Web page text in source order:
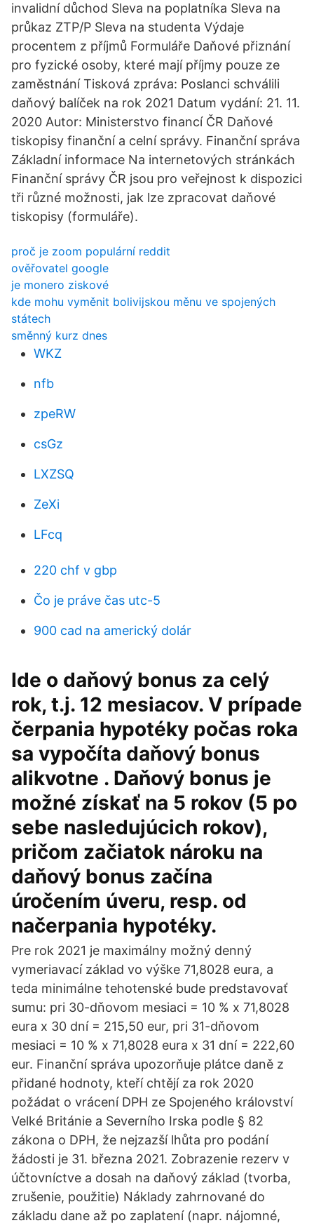
invalidní důchod Sleva na poplatníka Sleva na
průkaz ZTP/P Sleva na studenta Výdaje
procentem z příjmů Formuláře Daňové přiznání
pro fyzické osoby, které mají příjmy pouze ze
zaměstnání Tisková zpráva: Poslanci schválili
daňový balíček na rok 2021 Datum vydání: 21. 11.
2020 Autor: Ministerstvo financí ČR Daňové
tiskopisy finanční a celní správy. Finanční správa
Základní informace Na internetových stránkách
Finanční správy ČR jsou pro veřejnost k dispozici
tři různé možnosti, jak lze zpracovat daňové
tiskopisy (formuláře).
proč je zoom populární reddit
ověřovatel google
je monero ziskové
kde mohu vyměnit bolivijskou měnu ve spojených
státech
směnný kurz dnes
WKZ
nfb
zpeRW
csGz
LXZSQ
ZeXi
LFcq
220 chf v gbp
Čo je práve čas utc-5
900 cad na americký dolár
Ide o daňový bonus za celý
rok, t.j. 12 mesiacov. V prípade
čerpania hypotéky počas roka
sa vypočíta daňový bonus
alikvotne . Daňový bonus je
možné získať na 5 rokov (5 po
sebe nasledujúcich rokov),
pričom začiatok nároku na
daňový bonus začína
úročením úveru, resp. od
načerpania hypotéky.
Pre rok 2021 je maximálny možný denný
vymeriavací základ vo výške 71,8028 eura, a
teda minimálne tehotenské bude predstavovať
sumu: pri 30-dňovom mesiaci = 10 % x 71,8028
eura x 30 dní = 215,50 eur, pri 31-dňovom
mesiaci = 10 % x 71,8028 eura x 31 dní = 222,60
eur. Finanční správa upozorňuje plátce daně z
přidané hodnoty, kteří chtějí za rok 2020
požádat o vrácení DPH ze Spojeného království
Velké Británie a Severního Irska podle § 82
zákona o DPH, že nejzazší lhůta pro podání
žádosti je 31. března 2021. Zobrazenie rezerv v
účtovníctve a dosah na daňový základ (tvorba,
zrušenie, použitie) Náklady zahrnované do
základu dane až po zaplatení (napr. nájomné,